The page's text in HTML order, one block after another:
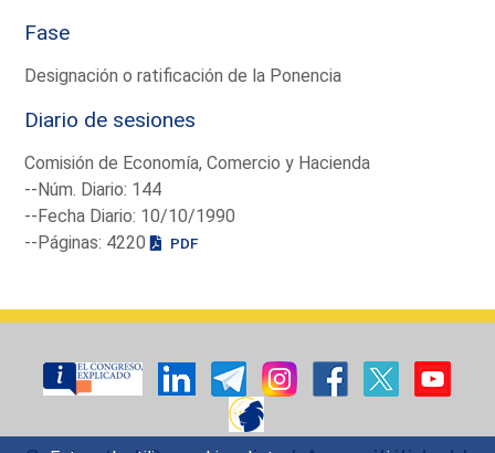
Fase
Designación o ratificación de la Ponencia
Diario de sesiones
Comisión de Economía, Comercio y Hacienda
--Núm. Diario: 144
--Fecha Diario: 10/10/1990
--Páginas: 4220
PDF